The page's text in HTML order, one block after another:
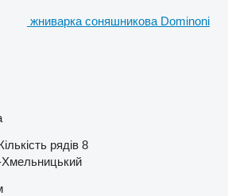
жниварка соняшникова Dominoni
рядів 8
Хмельницький